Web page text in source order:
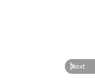
Next